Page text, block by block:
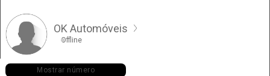
OK Automóveis
Offline
+351 913 ••• •48
Mostrar número